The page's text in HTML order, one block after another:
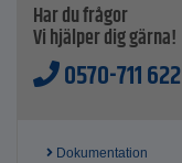
Har du frågor
Vi hjälper dig gärna!
0570-711 622
Dokumentation